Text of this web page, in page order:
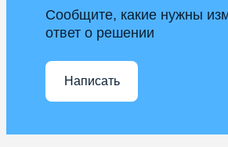
Сообщите, какие нужны
ответ о решении
Написать